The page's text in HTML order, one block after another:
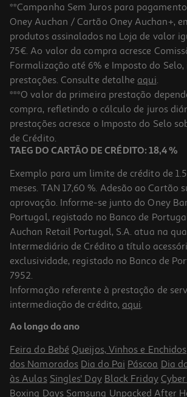
Caixa Arrumação Documentos Ancor Azul
1.75 €/un
6,99 €
Caixa De Arrumação Documentos Ancor
1.75 €/un
6,99 €
**Campanha Sem Juros para
Oney Auchan / Cartão Oney Auchan+,
produtos assinalados na Loja de valor
75€. Ao valor da compra acresce
Formalização até 6% e Imposto do
prestações. Consulte detalhe aqui.
***O valor da primeira prestação
compra, refletindo o cálculo de juros
prestações acresce o Imposto do Selo
de Crédito.
TAEG DO CARTÃO DE CRÉDITO: 18,4 %
Exemplo para um limite de crédito de
meses. TAN 17,60 %. Adesão ao Cartão
aprovação. Informe-se junto do Oney
Portugal, registado no Banco de
Auchan Retail Portugal, S.A. atua na
Intermediário de Crédito a título
exclusividade, registado no Banco de
7952.
Informação referente à prestação de
intermediação de crédito, aqui.
Ao longo do ano
Feira do Bebé Queijos, Vinhos e Enchidos
dos Namorados Dia do Pai Páscoa Dia
às Aulas Singles' Day Black Friday
Boxing Days Samsung Unpacked After